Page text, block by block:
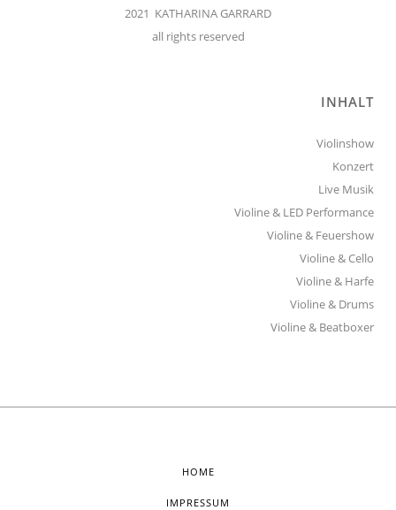
2021 KATHARINA GARRARD
all rights reserved
INHALT
Violinshow
Konzert
Live Musik
Violine & LED Performance
Violine & Feuershow
Violine & Cello
Violine & Harfe
Violine & Drums
Violine & Beatboxer
HOME
IMPRESSUM